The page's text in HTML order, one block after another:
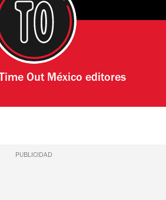
Time Out México editores
PUBLICIDAD